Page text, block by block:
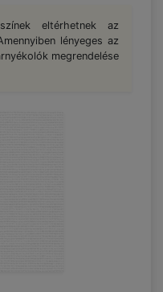
eltérhetnek az
lényeges az
megrendelése